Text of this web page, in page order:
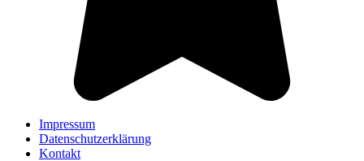
Impressum
Datenschutzerklärung
Kontakt